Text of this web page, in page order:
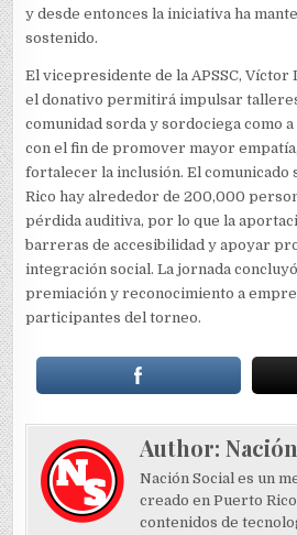
y desde entonces la iniciativa ha
sostenido.
El vicepresidente de la APSSC, Víctor
el donativo permitirá impulsar
comunidad sorda y sordociega como
con el fin de promover mayor
fortalecer la inclusión. El comunicado
Rico hay alrededor de 200,000
pérdida auditiva, por lo que la
barreras de accesibilidad y apoyar
integración social. La jornada
premiación y reconocimiento a
participantes del torneo.
Author:
Nación Social es un
creado en Puerto
contenidos de